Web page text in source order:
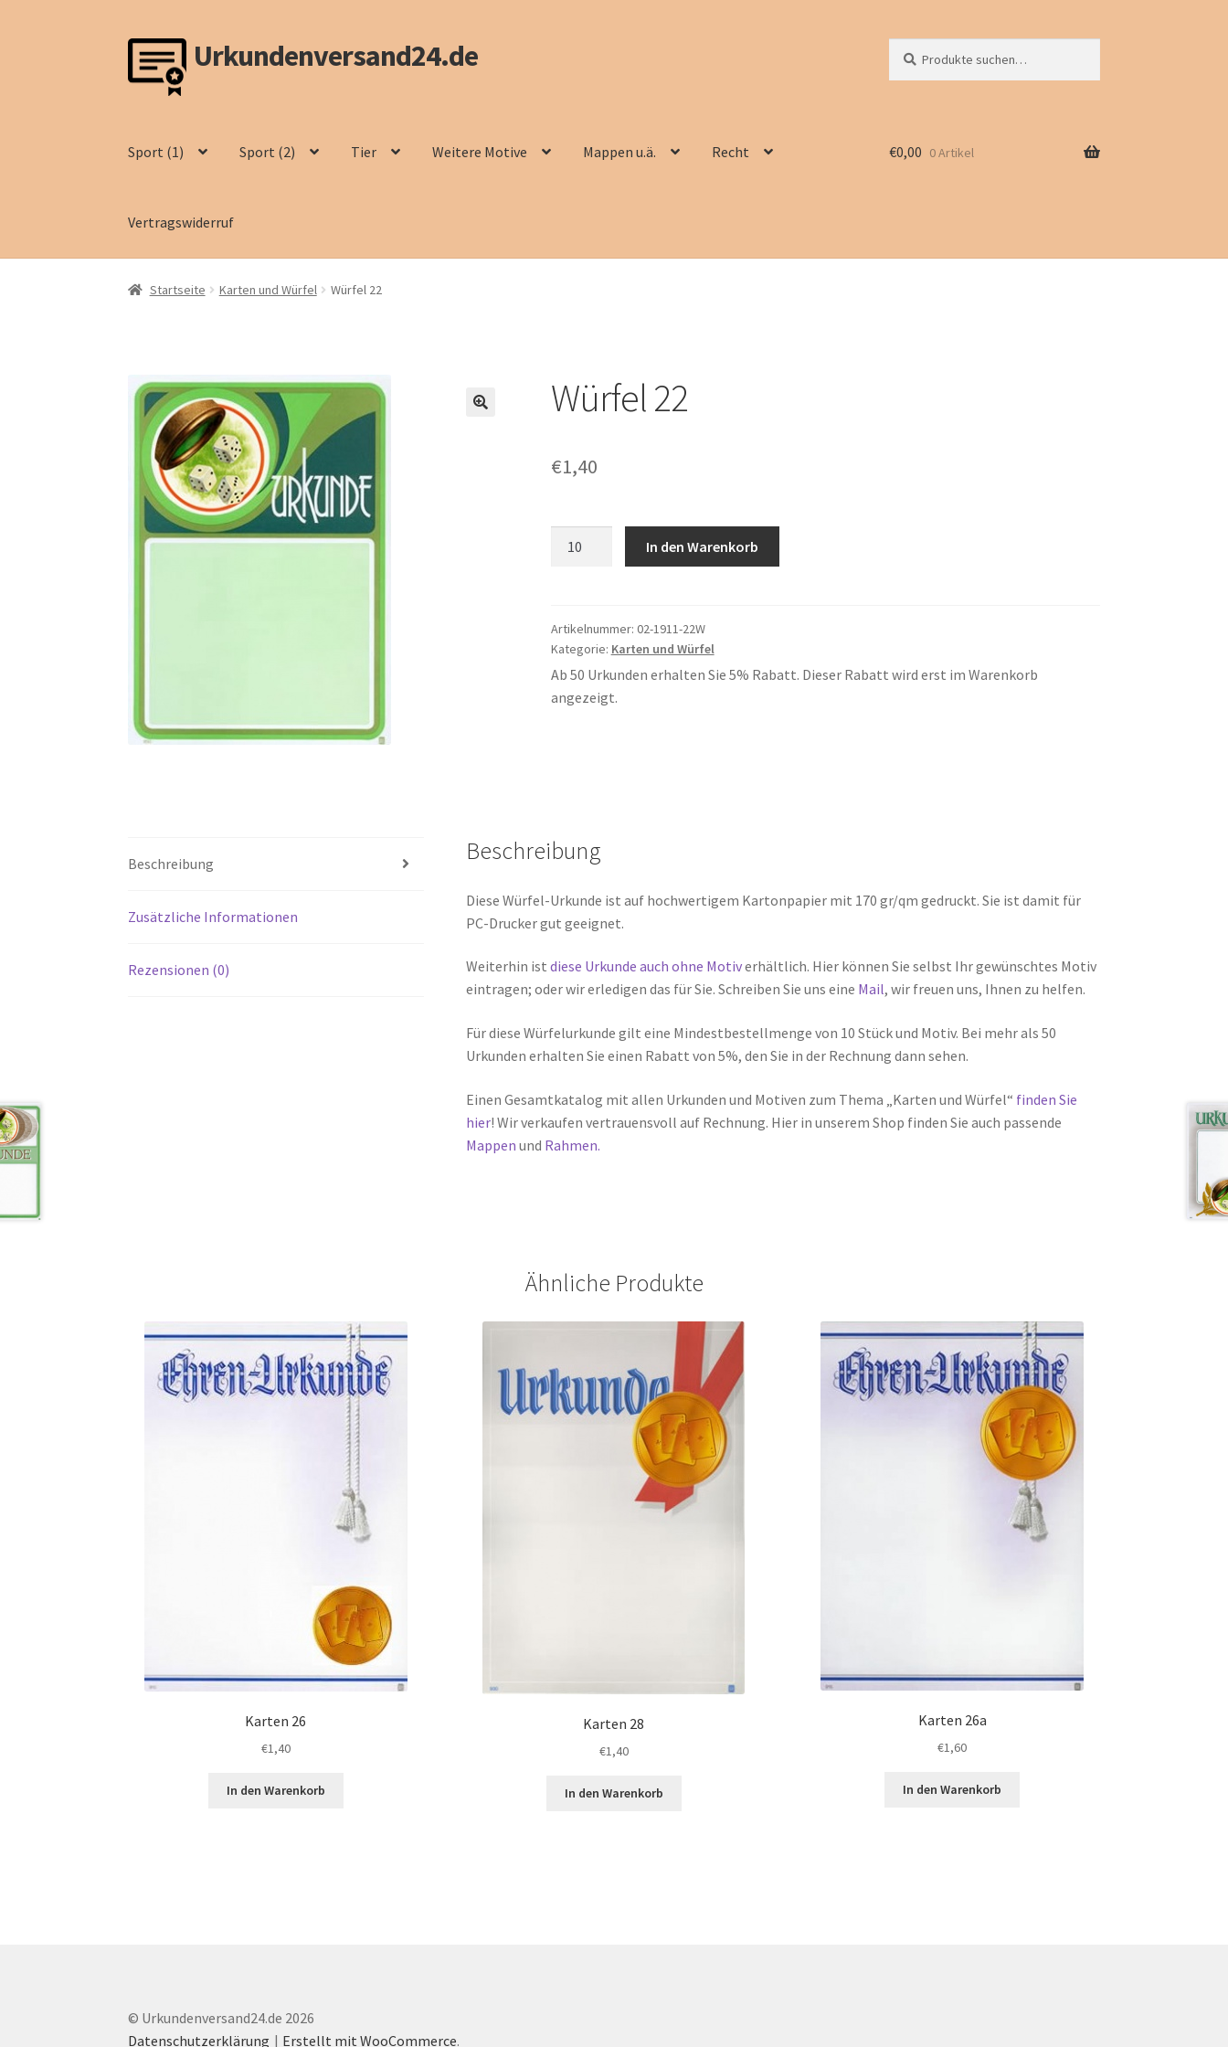
Zur
Navigation
springen
Zum
Inhalt
springen
Urkundenversand24.de
nach:
Sport (1) Sport (2) Tier Weitere Motive Mappen u.ä. Recht
Vertragswiderruf
€0,00 0 Artikel
Startseite Karten und Würfel Würfel 22
Würfel 22
€1,40
In den Warenkorb
Artikelnummer: 02-1911-22W
Kategorie: Karten und Würfel
Ab 50 Urkunden erhalten Sie 5% Rabatt. Dieser Rabatt wird erst im Warenkorb
angezeigt.
Beschreibung
Zusätzliche Informationen
Rezensionen (0)
Beschreibung
Diese Würfel-Urkunde ist auf hochwertigem Kartonpapier mit 170 gr/qm gedruckt. Sie ist damit für
PC-Drucker gut geeignet.
Weiterhin istdiese Urkunde auch ohne Motiverhältlich. Hier können Sie selbst Ihr gewünschtes Motiv
eintragen; oder wir erledigen das für Sie. Schreiben Sie uns eine Mail, wir freuen uns, Ihnen zu helfen.
Für diese Würfelurkunde gilt eine Mindestbestellmenge von 10 Stück und Motiv. Bei mehr als 50
Urkunden erhalten Sie einen Rabatt von 5%, den Sie in der Rechnung dann sehen.
Einen Gesamtkatalog mit allen Urkunden und Motiven zum Thema „Karten und Würfel“ finden Sie
hier! Wir verkaufen vertrauensvoll auf Rechnung. Hier in unserem Shop finden Sie auch passende
Mappenund Rahmen.
Ähnliche Produkte
Karten 26
€1,40
In den Warenkorb
Karten 28
€1,40
In den Warenkorb
Karten 26a
€1,60
In den Warenkorb
© Urkundenversand24.de 2026
Datenschutzerklärung
Erstellt mit WooCommerce.